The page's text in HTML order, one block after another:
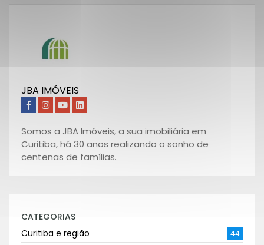
JBA IMÓVEIS
Somos a JBA Imóveis, a sua imobiliária em
Curitiba, há 30 anos realizando o sonho de
centenas de famílias.
CATEGORIAS
Curitiba e região
44